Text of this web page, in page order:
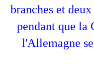
branches et
pendant que la
l'Allemagne